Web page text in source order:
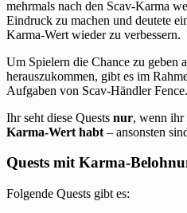
mehrmals nach den Scav-Karma
Eindruck zu machen und deutete
Karma-Wert wieder zu verbessern.
Um Spielern die Chance zu geben
herauszukommen, gibt es im
Aufgaben von Scav-Händler Fence.
Ihr seht diese Quests nur, wenn ihr
Karma-Wert habt – ansonsten
Quests mit Karma-
Folgende Quests gibt es: